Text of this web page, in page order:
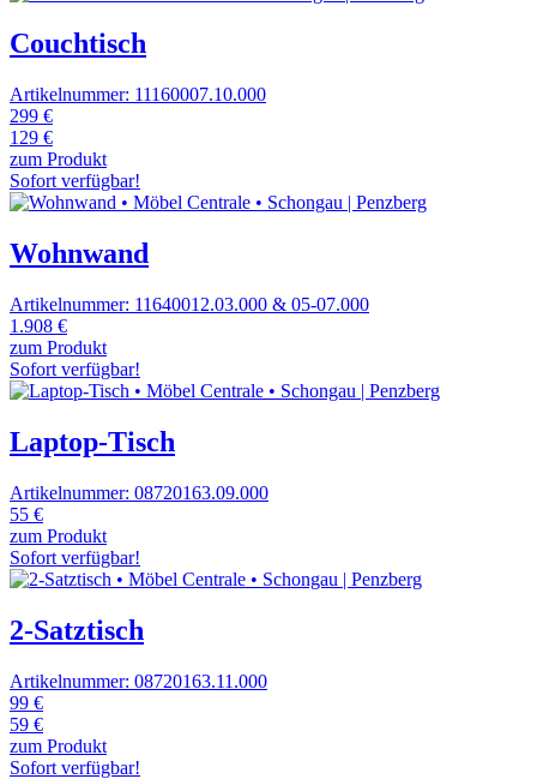
Couchtisch
Artikelnummer: 11160007.10.000
299 €
129 €
zum Produkt
Sofort verfügbar!
Wohnwand
Artikelnummer: 11640012.03.000 & 05-07.000
1.908 €
zum Produkt
Sofort verfügbar!
Laptop-Tisch
Artikelnummer: 08720163.09.000
55 €
zum Produkt
Sofort verfügbar!
2-Satztisch
Artikelnummer: 08720163.11.000
99 €
59 €
zum Produkt
Sofort verfügbar!